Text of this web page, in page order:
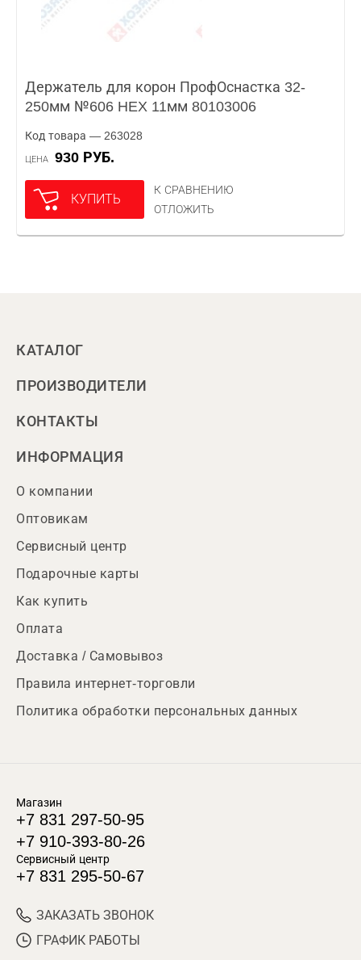
Держатель для корон ПрофОснастка 32-
250мм №606 HEX 11мм 80103006
Код товара — 263028
ЦЕНА 930 РУБ.
КУПИТЬ
К СРАВНЕНИЮ
ОТЛОЖИТЬ
КАТАЛОГ
ПРОИЗВОДИТЕЛИ
КОНТАКТЫ
ИНФОРМАЦИЯ
О компании
Оптовикам
Сервисный центр
Подарочные карты
Как купить
Оплата
Доставка / Самовывоз
Правила интернет-торговли
Политика обработки персональных данных
Магазин
+7 831 297-50-95
+7 910-393-80-26
Сервисный центр
+7 831 295-50-67
ЗАКАЗАТЬ ЗВОНОК
ГРАФИК РАБОТЫ